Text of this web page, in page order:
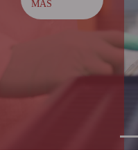
CONOZCA
MÁS